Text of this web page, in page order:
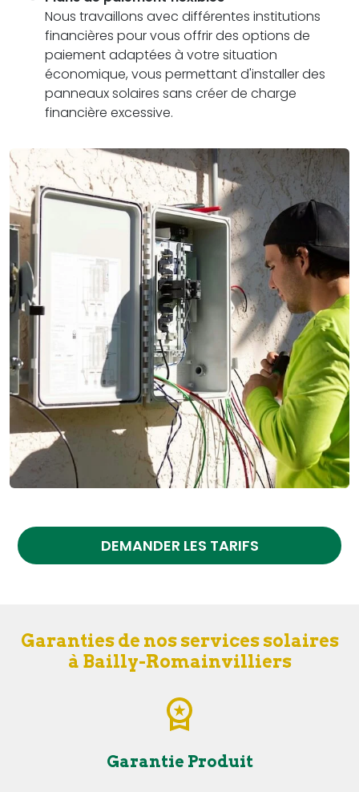
Nous travaillons avec différentes institutions
financières pour vous offrir des options de
paiement adaptées à votre situation
économique, vous permettant d'installer des
panneaux solaires sans créer de charge
financière excessive.
DEMANDER LES TARIFS
Garanties de nos services solaires
à Bailly-Romainvilliers
Garantie Produit